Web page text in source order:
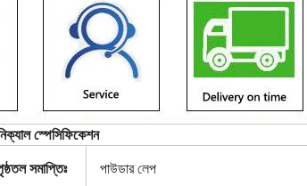
স্পেসিফিকেশন
সমাপ্তিঃ পাউডার লেপ